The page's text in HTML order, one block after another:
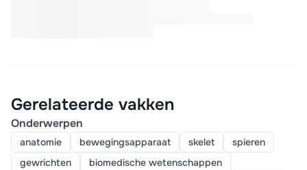
Gerelateerde vakken
Onderwerpen
anatomie bewegingsapparaat skelet
spieren
gewrichten
biomedische wetenschappen